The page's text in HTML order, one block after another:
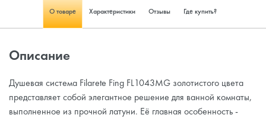
О товаре Характеристики Отзывы Где купить?
Описание
Душевая система Filarete Fing FL1043MG золотистого цвета
представляет собой элегантное решение для ванной комнаты,
выполненное из прочной латуни. Её главная особенность -